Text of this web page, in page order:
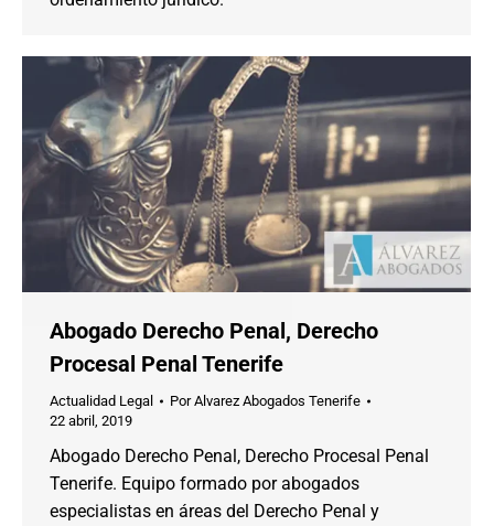
Abogado Derecho Penal, Derecho
Procesal Penal Tenerife
Actualidad Legal PorAlvarez Abogados Tenerife
22 abril, 2019
Abogado Derecho Penal, Derecho Procesal Penal
Tenerife. Equipo formado por abogados
especialistas en áreas del Derecho Penal y